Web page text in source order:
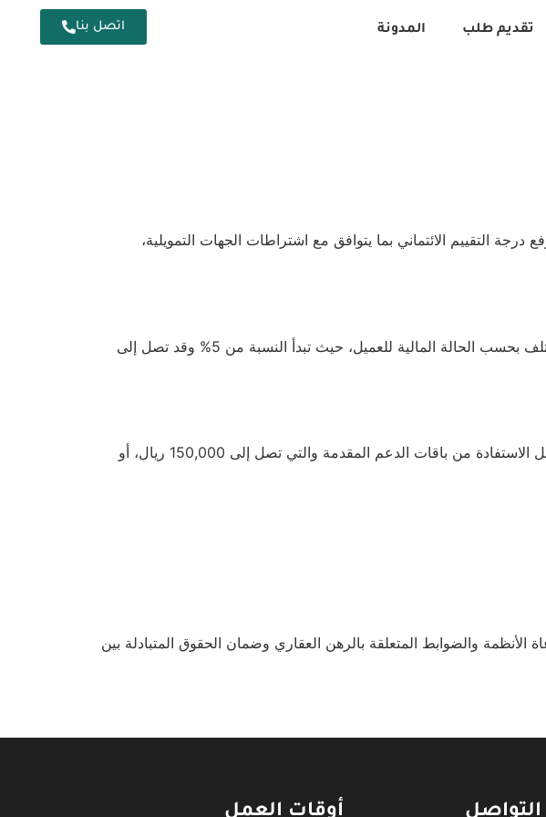
تقديم طلب المدونة اتصل بنا
التقييم الائتماني بما يتوافق مع اشتراطات الجهات التمويلية،
تُوفَّر هذه الخدمة لمساعدة العملاء على تغطية الدفعة الأولى المطلوبة من الجهة التمويلية، والتي تختلف بحسب الحالة المالية للعميل، حيث تبدأ النسبة من 5% وقد تصل إلى
خدمة تُعنى بإدارة ملفات الدعم السكني وفق برامج وزارة الشؤون البلدية والقروية والإسكان، وتشمل الاستفادة من باقات الدعم المقدمة والتي تصل إلى 150,000 ريال، أو
والضوابط المتعلقة بالرهن العقاري وضمان الحقوق المتبادلة بين
أوقات العمل